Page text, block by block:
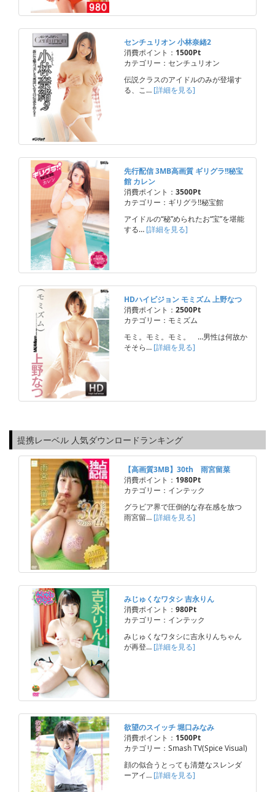
センチュリオン 小林奈緒2
消費ポイント： 1500Pt
カテゴリー：センチュリオン
伝説クラスのアイドルのみが登場す
る、こ… [詳細を見る]
先行配信 3MB高画質 ギリグラ!!秘宝
館 カレン
消費ポイント： 3500Pt
カテゴリー：ギリグラ!!秘宝館
アイドルの“秘”められたお“宝”を堪能
する… [詳細を見る]
HDハイビジョン モミズム 上野なつ
消費ポイント： 2500Pt
カテゴリー：モミズム
モミ。モミ。モミ。 …男性は何故か
そそら… [詳細を見る]
提携レーベル 人気ダウンロードランキング
【高画質3MB】30th 雨宮留菜
消費ポイント： 1980Pt
カテゴリー：インテック
グラビア界で圧倒的な存在感を放つ
雨宮留… [詳細を見る]
みじゅくなワタシ 吉永りん
消費ポイント： 980Pt
カテゴリー：インテック
みじゅくなワタシに吉永りんちゃん
が再登… [詳細を見る]
欲望のスイッチ 堀口みなみ
消費ポイント： 1500Pt
カテゴリー：Smash TV(Spice Visual)
顔の似合うとっても清楚なスレンダ
ーアイ… [詳細を見る]